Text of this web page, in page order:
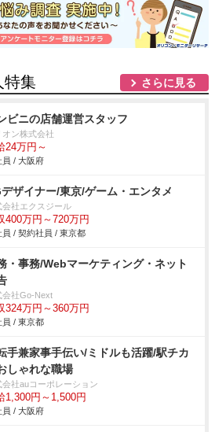
特集 さらに見る
ビニの店舗運営スタッフ
オン株式会社
24万円～
員 / 大阪府
ザイナー/東京/ゲーム・エンタメ
会社エクスジール
400万円～720万円
員 / 契約社員 / 東京都
・事務/Webマーケティング・ネット
会社Go-Next
324万円～360万円
員 / 東京都
手兼家事手伝い/ミドルも活躍/駅チカ
しゃれな職場
会社auコーポレーション
1,300円～1,500円
員 / 大阪府